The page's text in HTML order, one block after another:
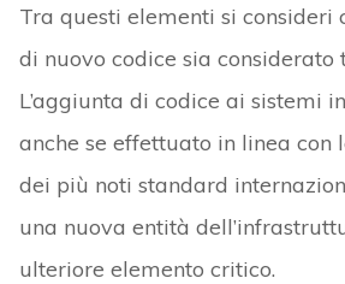
Tra questi elementi si consideri
di nuovo codice sia
L’aggiunta di codice ai sistemi
anche se effettuato in linea con
dei più noti standard
una nuova entità
ulteriore elemento critico.